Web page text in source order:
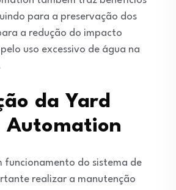
para a preservação dos
a redução do impacto
uso excessivo de água na
da Yard
funcionamento do sistema de
realizar a manutenção